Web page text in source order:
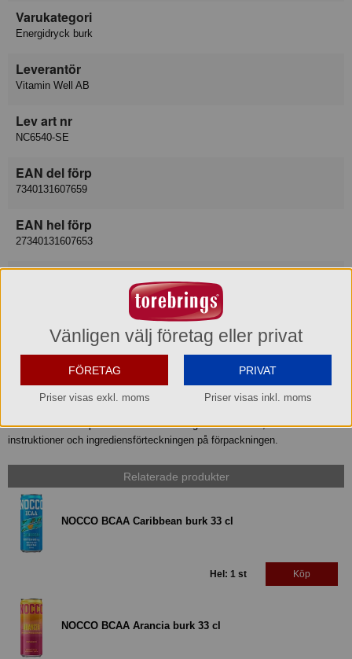
Varukategori
Energidryck burk
Leverantör
Vitamin Well AB
Lev art nr
NC6540-SE
EAN del förp
7340131607659
EAN hel förp
27340131607653
Bruttovikt
8.4 kg/förp
0.012 m3/st
Produktfakta och produktsammansättningen kan ändras, läs därför alltid
instruktioner och ingrediensförteckningen på förpackningen.
Relaterade produkter
NOCCO BCAA Caribbean burk 33 cl
Hel: 1 st Köp
NOCCO BCAA Arancia burk 33 cl
Vänligen välj företag eller privat
FÖRETAG
Priser visas exkl. moms
PRIVAT
Priser visas inkl. moms